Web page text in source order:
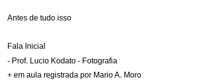
Antes de tudo isso
Fala Inicial
- Prof. Lucio Kodato - Fotografia
+ em aula registrada por Mario A. Moro